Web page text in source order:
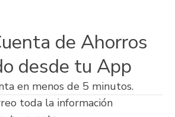
de Ahorros
desde tu App
en menos de 5 minutos.
toda la información